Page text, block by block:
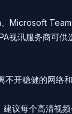
Microsoft
视讯服务商可供
不开稳健的网络
建议每个高清视